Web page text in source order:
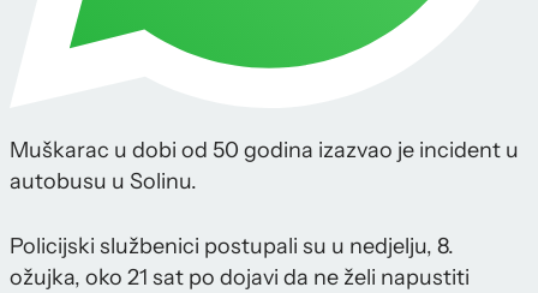
Muškarac u dobi od 50 godina izazvao je incident u
autobusu u Solinu.
Policijski službenici postupali su u nedjelju, 8.
ožujka, oko 21 sat po dojavi da ne želi napustiti